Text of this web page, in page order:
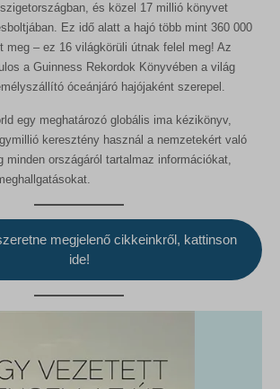
és közel 17 millió könyvet
Ez idő alatt a hajó több mint 360 000
meg – ez 16 világkörüli útnak felel meg! Az
a Guinness Rekordok Könyvében a világ
óceánjáró hajójaként szerepel.
egy meghatározó globális ima kézikönyv,
keresztény használ a nemzetekért való
minden országáról tartalmaz információkat,
megjelenő cikkeinkről, kattinson
ide!